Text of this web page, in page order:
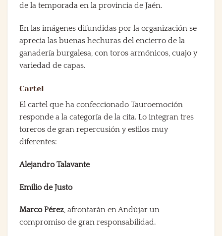
de la temporada en la provincia de Jaén.
En las imágenes difundidas por la organización se
aprecia las buenas hechuras del encierro de la
ganadería burgalesa, con toros armónicos, cuajo y
variedad de capas.
Cartel
El cartel que ha confeccionado Tauroemoción
responde a la categoría de la cita. Lo integran tres
toreros de gran repercusión y estilos muy
diferentes:
Alejandro Talavante
Emilio de Justo
Marco Pérez, afrontarán en Andújar un
compromiso de gran responsabilidad.